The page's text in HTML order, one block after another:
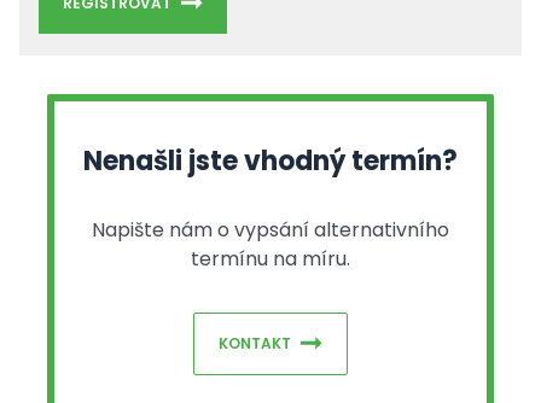
Nenašli jste vhodný termín?
Napište nám o vypsání alternativního
termínu na míru.
KONTAKT